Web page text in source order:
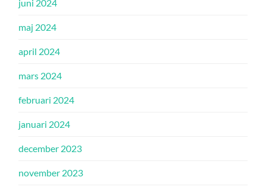
juni 2024
maj 2024
april 2024
mars 2024
februari 2024
januari 2024
december 2023
november 2023